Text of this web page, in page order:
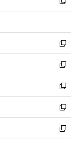
開
ウ
開
く
ン
ウ
で
開
く
い
ウ
ン
ド
ウ
で
開
く
新
し
ウ
ィ
ン
ド
ウ
で
開
く
新
し
い
ウ
ィ
ン
ド
ウ
で
開
新
し
い
ウ
ィ
ン
ド
ウ
新
し
い
ウ
ィ
ン
新
し
い
ウ
新
し